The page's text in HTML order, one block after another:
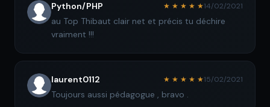
Python/PHP ★ ★ ★ ★ ★14/02/2021
au Top Thibaut clair net et précis tu déchire
vraiment !!!
laurent0112 ★ ★ ★ ★ ★15/02/2021
Toujours aussi pédagogue , bravo .